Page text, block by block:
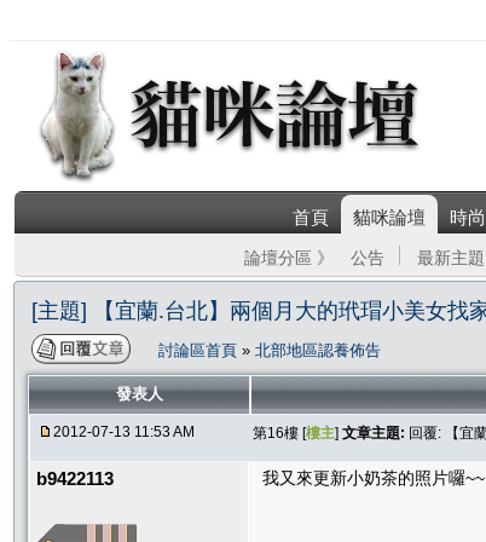
首頁 貓咪論壇 時
論壇分區 》 公告 最新主題
[主題] 【宜蘭.台北】兩個月大的玳瑁小美女找
討論區首頁 » 北部地區認養佈告
發表人
2012-07-13 11:53 AM 第16樓 [樓主] 文章主題: 回覆: 【宜
b9422113 我又來更新小奶茶的照片囉~~